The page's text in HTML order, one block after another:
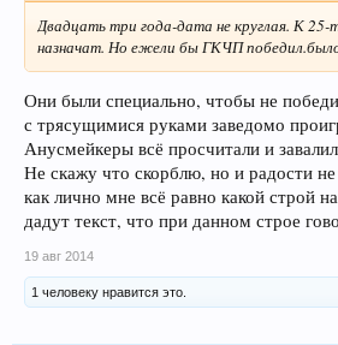
Двадцать три года-дата не круглая. К
назначат. Но ежели бы ГКЧП
Они были специально, чтобы не
с трясущимися руками заведомо
Анусмейкеры всё просчитали и
Не скажу что скорблю, но и радости
как лично мне всё равно какой строй
дадут текст, что при данном строе
19 авг 2014
1 человеку нравится это.